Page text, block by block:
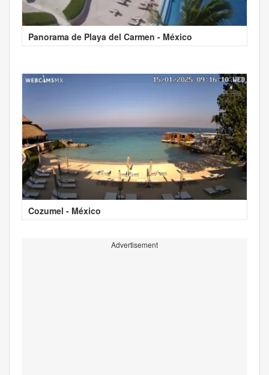
Panorama de Playa del Carmen - México
Cozumel - México
Advertisement